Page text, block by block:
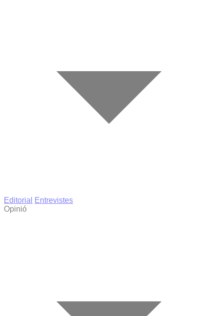
Editorial
Entrevistes
Opinió